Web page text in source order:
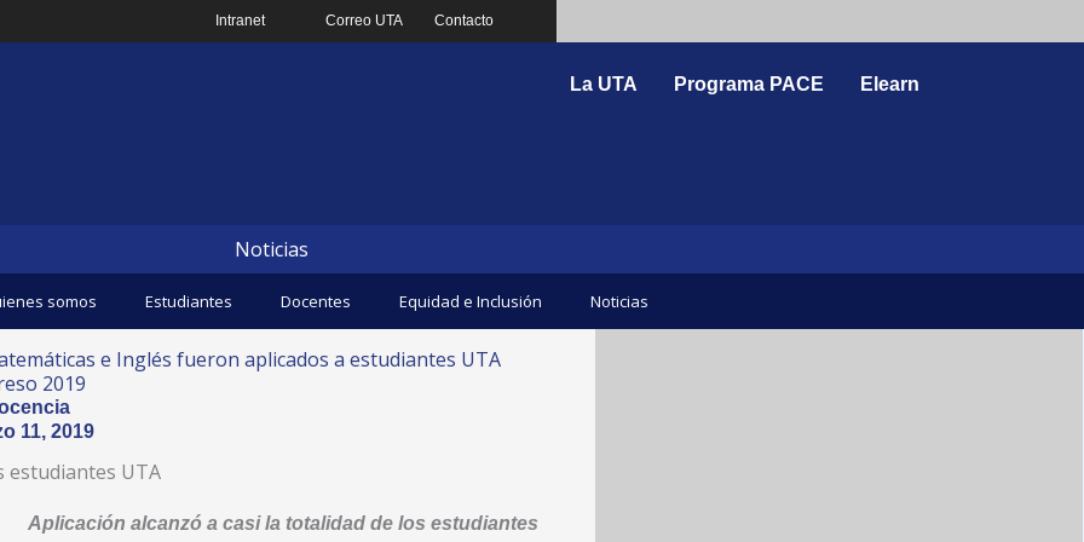
Intranet Correo UTA Contacto
La UTA Programa PACE Elearn
Noticias
somos Estudiantes Docentes Equidad e Inclusión Noticias
e Inglés fueron aplicados a estudiantes UTA
2019
11, 2019
estudiantes UTA
Aplicación alcanzó a casi la totalidad de los estudiantes